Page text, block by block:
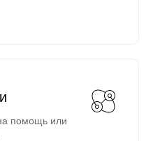
помощь или